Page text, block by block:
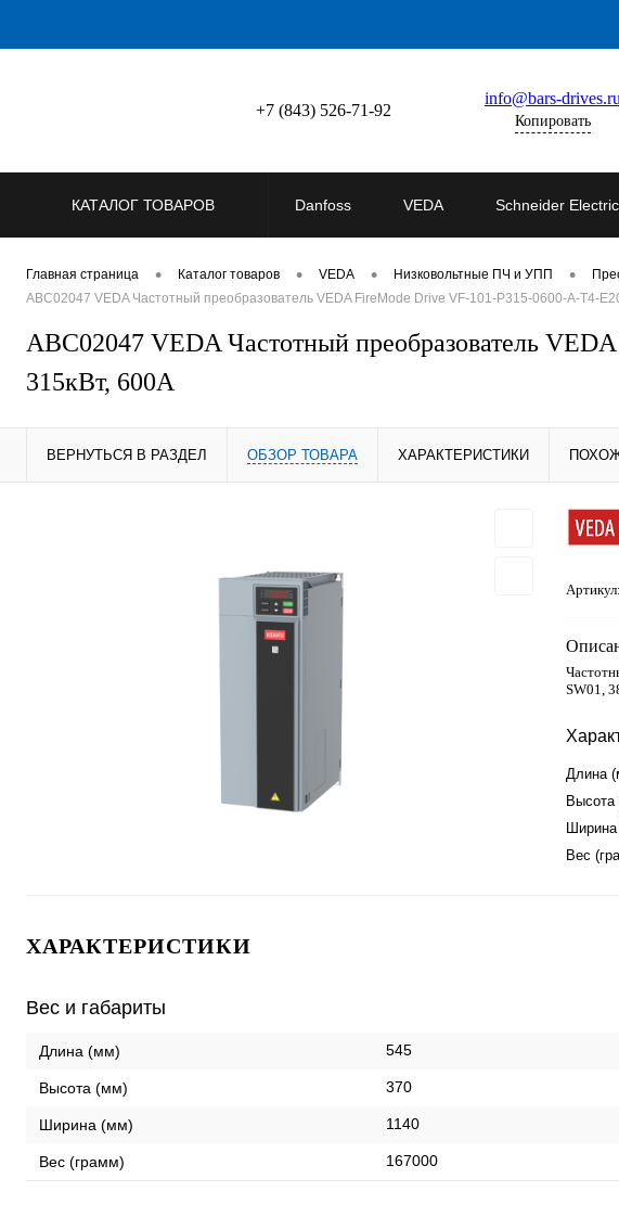
+7 (843) 526-71-92
info@bars-drives.ru
Копировать
КАТАЛОГ ТОВАРОВ Danfoss VEDA Schneider Electric
Главная страница • Каталог товаров • VEDA • Низковольтные ПЧ и УПП •
ABC02047 VEDA Частотный преобразователь VEDA FireMode Drive VF-101-P315-0600-A-T4-
ABC02047 VEDA Частотный преобразователь
315кВт, 600А
ВЕРНУТЬСЯ В РАЗДЕЛ ОБЗОР ТОВАРА ХАРАКТЕРИСТИКИ
Артикул:
SW01,
Длина
Вес
ХАРАКТЕРИСТИКИ
Вес и габариты
Длина (мм) 545
Высота (мм) 370
Ширина (мм) 1140
Вес (грамм) 167000